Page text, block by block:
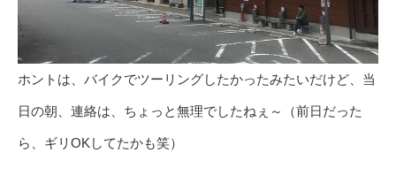
ホントは、バイクでツーリングしたかったみたいだけど、当
日の朝、連絡は、ちょっと無理でしたねぇ～（前日だった
ら、ギリOKしてたかも笑）